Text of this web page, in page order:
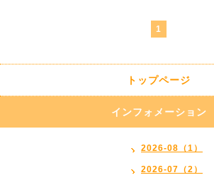
1
トップページ
インフォメーション
2026-08（1）
2026-07（2）